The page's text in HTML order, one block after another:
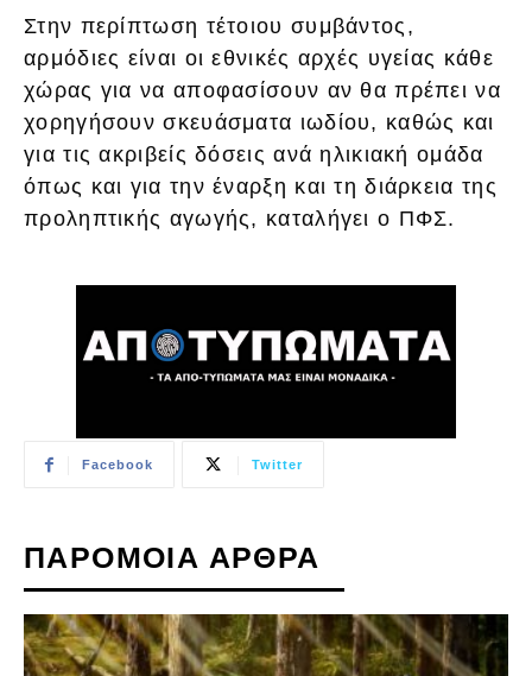
Στην περίπτωση τέτοιου συμβάντος,
αρμόδιες είναι οι εθνικές αρχές υγείας κάθε
χώρας για να αποφασίσουν αν θα πρέπει να
χορηγήσουν σκευάσματα ιωδίου, καθώς και
για τις ακριβείς δόσεις ανά ηλικιακή ομάδα
όπως και για την έναρξη και τη διάρκεια της
προληπτικής αγωγής, καταλήγει ο ΠΦΣ.
Facebook Twitter
ΠΑΡΟΜΟΙΑ ΑΡΘΡΑ